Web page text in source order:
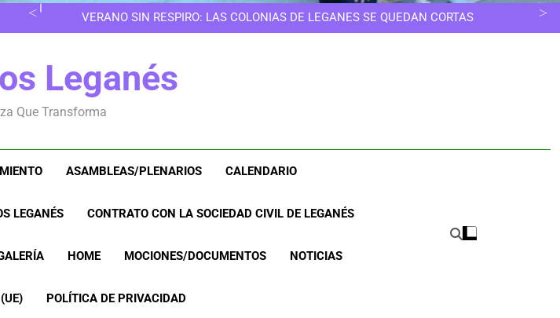
EN LAS ESCUELAS INFANTILES SE EDUCA, NO SE GUARDA
VERANO SIN RESPIRO: LAS COLONIAS DE LEGANÉS SE QUEDAN CORTAS
NOS MERECEMOS UNA CIUDAD MÁS LIMPIA
VERANO SIN RESPIRO: LAS COLONIAS DE LEGANÉS SE QUEDAN CORTAS
Leganés
Que Transforma
ASAMBLEAS/PLENARIOS CALENDARIO
LEGANÉS CONTRATO CON LA SOCIEDAD CIVIL DE LEGANÉS
HOME MOCIONES/DOCUMENTOS NOTICIAS
POLÍTICA DE PRIVACIDAD